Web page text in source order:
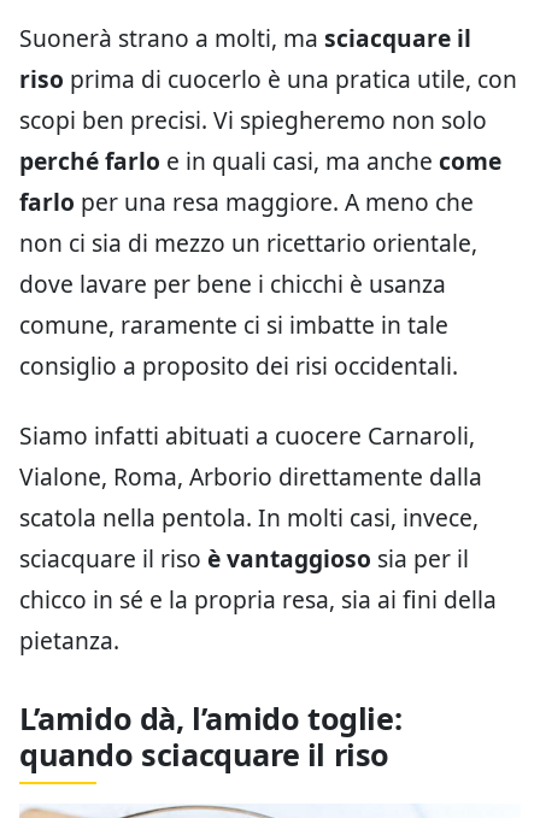
Suonerà strano a molti, ma sciacquare il
riso prima di cuocerlo è una pratica utile, con
scopi ben precisi. Vi spiegheremo non solo
perché farlo e in quali casi, ma anche come
farlo per una resa maggiore. A meno che
non ci sia di mezzo un ricettario orientale,
dove lavare per bene i chicchi è usanza
comune, raramente ci si imbatte in tale
consiglio a proposito dei risi occidentali.
Siamo infatti abituati a cuocere Carnaroli,
Vialone, Roma, Arborio direttamente dalla
scatola nella pentola. In molti casi, invece,
sciacquare il riso è vantaggioso sia per il
chicco in sé e la propria resa, sia ai fini della
pietanza.
L’amido dà, l’amido toglie:
quando sciacquare il riso